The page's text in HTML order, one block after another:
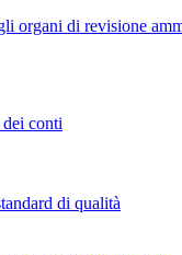
organi di revisione
conti
di qualità